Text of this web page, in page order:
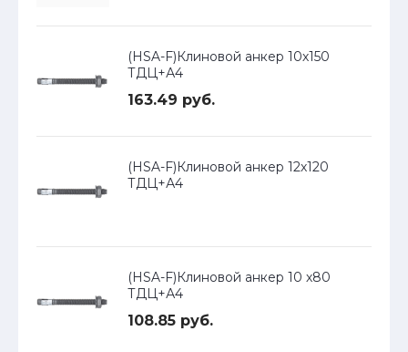
(HSA-F)Клиновой анкер 10х150
ТДЦ+А4
163.49 руб.
(HSA-F)Клиновой анкер 12х120
ТДЦ+А4
(HSA-F)Клиновой анкер 10 х80
ТДЦ+А4
108.85 руб.